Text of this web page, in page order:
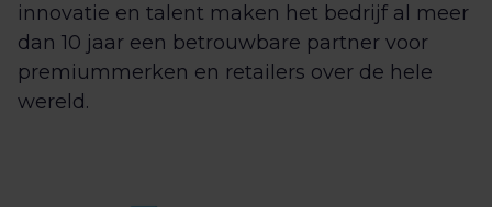
innovatie en talent maken het bedrijf al meer
dan 10 jaar een betrouwbare partner voor
premiummerken en retailers over de hele
wereld.